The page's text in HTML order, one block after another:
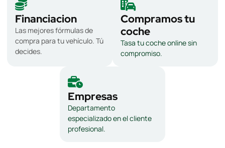
Financiacion
Las mejores fórmulas de
compra para tu vehículo. Tú
decides.
Compramos tu
coche
Tasa tu coche online sin
compromiso.
Empresas
Departamento
especializado en el cliente
profesional.